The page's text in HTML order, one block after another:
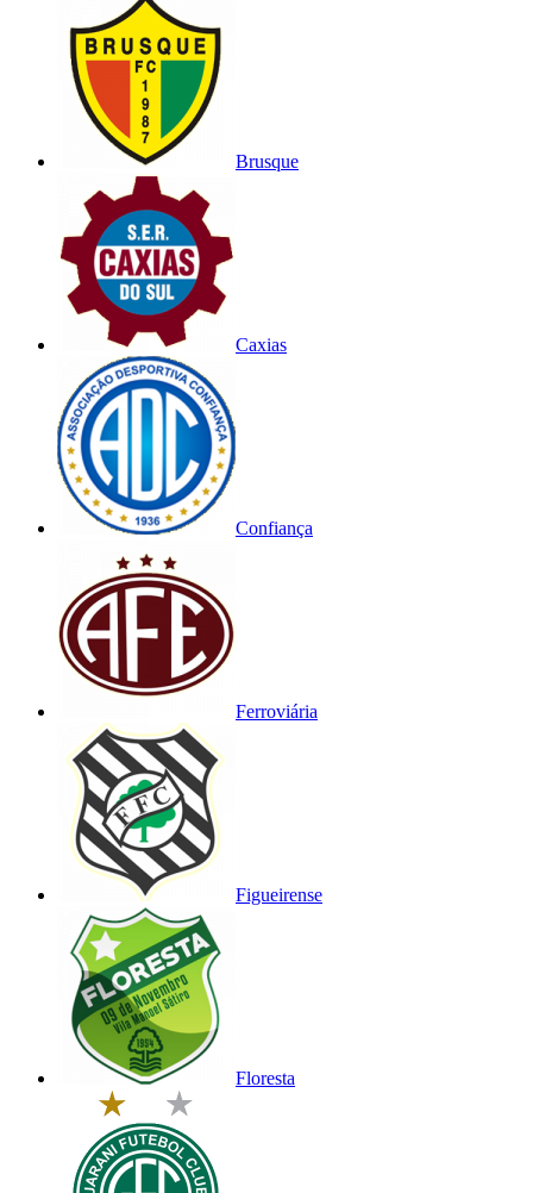
Brusque
Caxias
Confiança
Ferroviária
Figueirense
Floresta